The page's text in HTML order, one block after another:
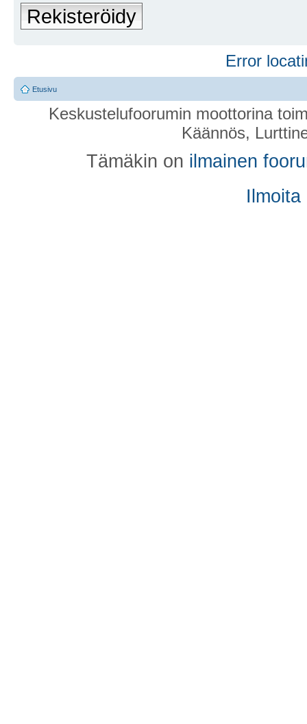
Rekisteröidy
Error
Etusivu
Keskustelufoorumin moottorina
Käännös,
Tämäkin on ilmainen